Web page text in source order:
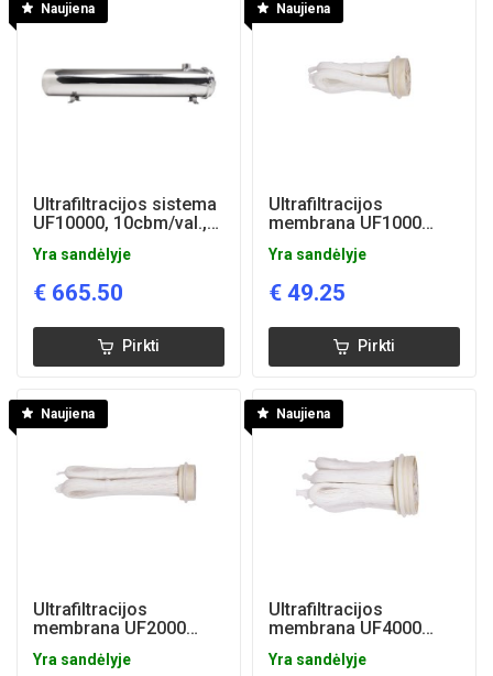
Naujiena
Ultrafiltracijos sistema
UF10000, 10cbm/val.,
Yra sandėlyje
€ 665.50
Pirkti
Naujiena
Ultrafiltracijos
membrana UF1000
Yra sandėlyje
€ 49.25
Pirkti
Naujiena
Ultrafiltracijos
membrana UF2000
Yra sandėlyje
Naujiena
Ultrafiltracijos
membrana UF4000
Yra sandėlyje